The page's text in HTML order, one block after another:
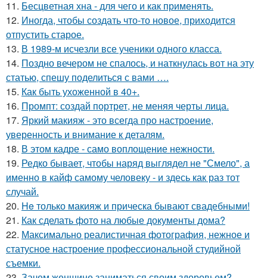
11. Бесцветная хна - для чего и как применять.
12. Иногда, чтобы создать что-то новое, приходится
отпустить старое.
13. В 1989-м исчезли все ученики одного класса.
14. Поздно вечером не спалось, и наткнулась вот на эту
статью, спешу поделиться с вами ….
15. Как быть ухоженной в 40+.
16. Промпт: создай портрет, не меняя черты лица.
17. Яркий макияж - это всегда про настроение,
уверенность и внимание к деталям.
18. В этом кадре - само воплощение нежности.
19. Редко бывает, чтобы наряд выглядел не "Смело", а
именно в кайф самому человеку - и здесь как раз тот
случай.
20. He только макияж и прическа бывают свадебными!
21. Как сделать фото на любые документы дома?
22. Максимально реалистичная фотография, нежное и
статусное настроение профессиональной студийной
съемки.